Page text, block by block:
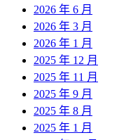
2026 年 6 月
2026 年 3 月
2026 年 1 月
2025 年 12 月
2025 年 11 月
2025 年 9 月
2025 年 8 月
2025 年 1 月